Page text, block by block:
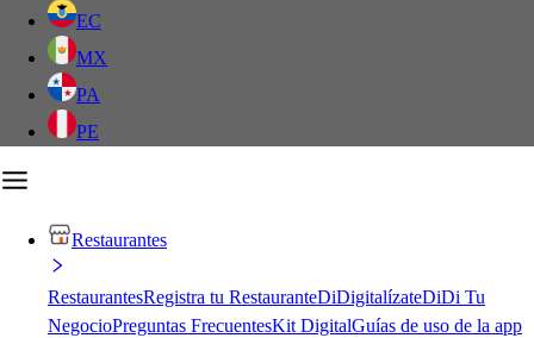
EC
MX
PA
PE
Restaurantes
RestaurantesRegistra tu RestauranteDiDigitalízateDiDi Tu
NegocioPreguntas FrecuentesKit DigitalGuías de uso de la app